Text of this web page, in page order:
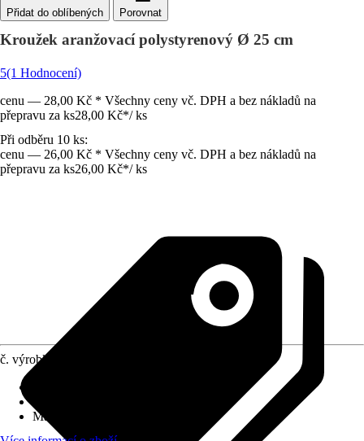
Porovnat
Kroužek aranžovací polystyrenový Ø 25 cm
5(1 Hodnocení)
cenu — 28,00 Kč * Všechny ceny vč. DPH a bez nákladů na
přepravu za ks28,00 Kč*/ ks
Při odběru 10 ks:
cenu — 26,00 Kč * Všechny ceny vč. DPH a bez nákladů na
přepravu za ks26,00 Kč*/ ks
č. výrobku
Materiál